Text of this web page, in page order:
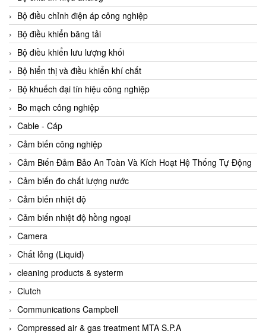
Ados Vietnam
Advanced Energy Vietnam
Advantech Vietnam
Agate Vietnam
AGR International Vietnam
Aichi Tokei Denki Vietnam
Aii Vietnam
AIKOH
AINUO Vietnam
AIR MAJOR
Aira Euro Automation
Airtac Vietnam
Airtec Vietnam
AI-Tek Vietnam
Akerstroms Viet Nam
AKO Armaturen & Separationstechnik
AKO Armaturen & Separationstechnik Vietnam
AKUSENSE
Bộ điều chỉnh điện áp công nghiệp
Bộ điều khiển băng tải
Bộ điều khiển lưu lượng khối
Bộ hiển thị và điều khiển khí chất
Bộ khuếch đại tín hiệu công nghiệp
Bo mạch công nghiệp
Cable - Cáp
Cảm biến công nghiệp
Cảm Biến Đảm Bảo An Toàn Và Kích Hoạt Hệ Thống Tự Động
Cảm biến đo chất lượng nước
Cảm biến nhiệt độ
Cảm biến nhiệt độ hồng ngoại
Camera
Chất lỏng (Liquid)
cleaning products & systerm
Clutch
Communications Campbell
Compressed air & gas treatment MTA S.P.A